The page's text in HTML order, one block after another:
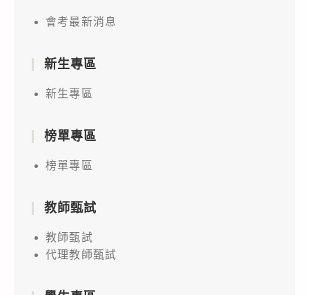
會考最新消息
新生專區
新生專區
榜單專區
榜單專區
教師甄試
教師甄試
代理教師甄試